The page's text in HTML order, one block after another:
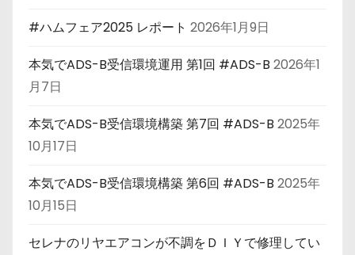
#ハムフェア2025 レポート 2026年1月9日
本気でADS-B受信環境運用 第1回 #ADS-B 2026年1
月7日
本気でADS-B受信環境構築 第7回 #ADS-B 2025年
10月17日
本気でADS-B受信環境構築 第6回 #ADS-B 2025年
10月15日
セレナのリヤエアコンが不調をＤＩＹで修理してい